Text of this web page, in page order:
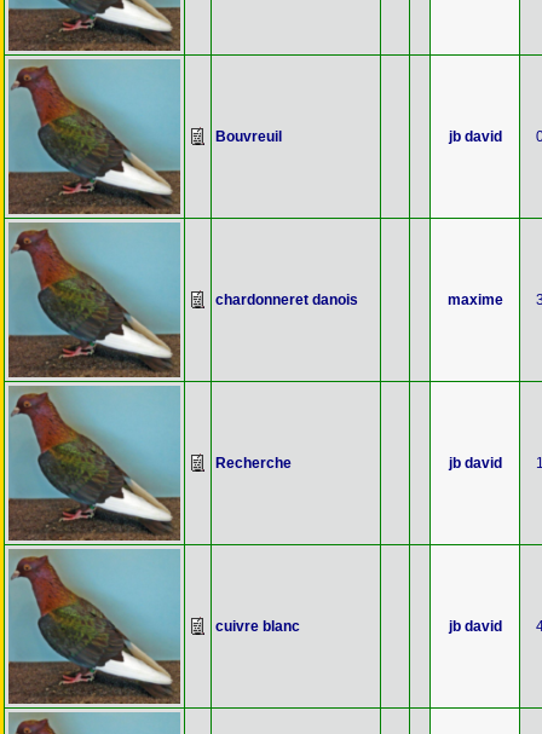
Bouvreuil jb david
chardonneret danois maxime
Recherche jb david
cuivre blanc jb david